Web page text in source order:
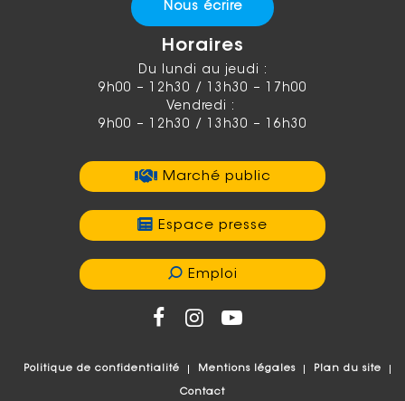
Nous écrire
Horaires
Du lundi au jeudi :
9h00 – 12h30 / 13h30 – 17h00
Vendredi :
9h00 – 12h30 / 13h30 – 16h30
Marché public
Espace presse
Emploi
Politique de confidentialité Mentions légales Plan du site
Contact